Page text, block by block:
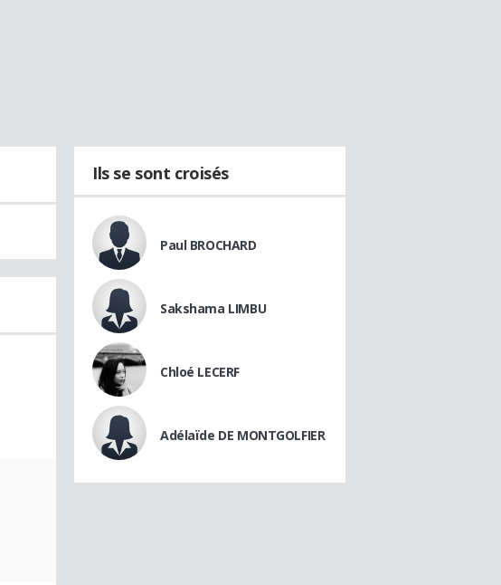
Ils se sont croisés
Paul BROCHARD
Sakshama LIMBU
Chloé LECERF
Adélaïde DE MONTGOLFIER